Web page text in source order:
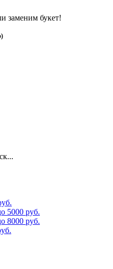
заменим букет!
5000 руб.
8000 руб.